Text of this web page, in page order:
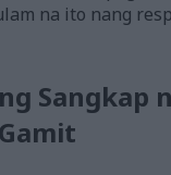
na ito nang
Sangkap